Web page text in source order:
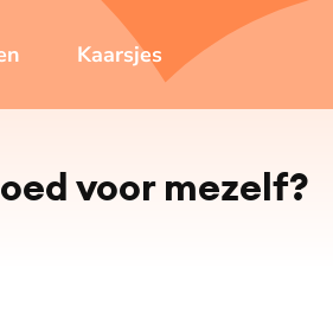
Kaarsjes
voor mezelf?